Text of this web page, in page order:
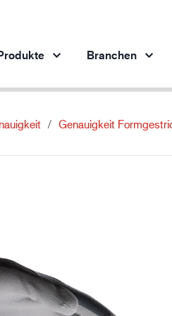
Baugewerbe
Logistik
Branchen
Genauigkeit